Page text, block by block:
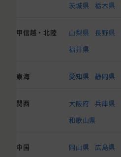
茨城県
栃木県
甲信越・北陸 山梨県 長野県
福井県
東海 愛知県 静岡県
関西 大阪府 兵庫県
和歌山県
中国 岡山県 広島県